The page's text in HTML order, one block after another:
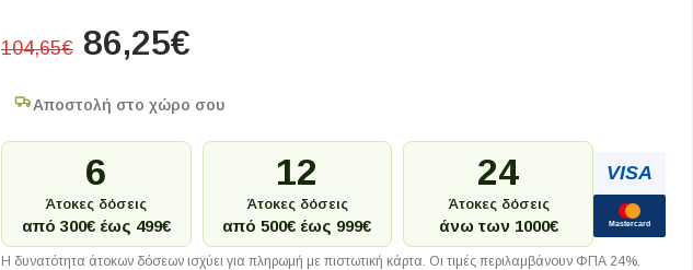
104,65€ 86,25€
Αποστολή στο χώρο σου
6
Άτοκες δόσεις
από 300€ έως 499€
12
Άτοκες δόσεις
από 500€ έως 999€
24
Άτοκες δόσεις
άνω των 1000€
VISA
Mastercard
Η δυνατότητα άτοκων δόσεων ισχύει για πληρωμή με πιστωτική κάρτα. Οι τιμές περιλαμβάνουν ΦΠΑ 24%.